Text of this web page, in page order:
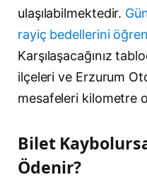
ulaşılabilmektedir.
rayiç bedellerini
Karşılaşacağınız
ilçeleri ve Erzurum
mesafeleri kilometre
Bilet
Ödenir?